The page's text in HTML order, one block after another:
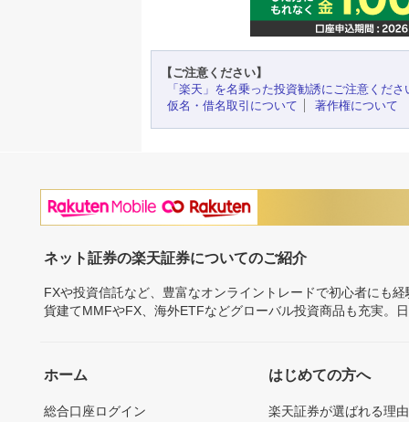
【ご注意ください】
「楽天」を名乗った投資勧誘にご注意くださ
仮名・借名取引について
著作権について
ネット証券の楽天証券についてのご紹介
FXや投資信託など、豊富なオンライントレードで初心者にも
貨建てMMFやFX、海外ETFなどグローバル投資商品も充実。
ホーム
総合口座ログイン
はじめての方へ
楽天証券が選ばれる理由